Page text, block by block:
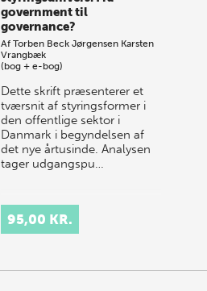
government til
governance?
AfTorben Beck Jørgensen Karsten
Vrangbæk
(bog + e-bog)
Dette skrift præsenterer et
tværsnit af styringsformer i
den offentlige sektor i
Danmark i begyndelsen af
det nye årtusinde. Analysen
tager udgangspu…
95,00 KR.